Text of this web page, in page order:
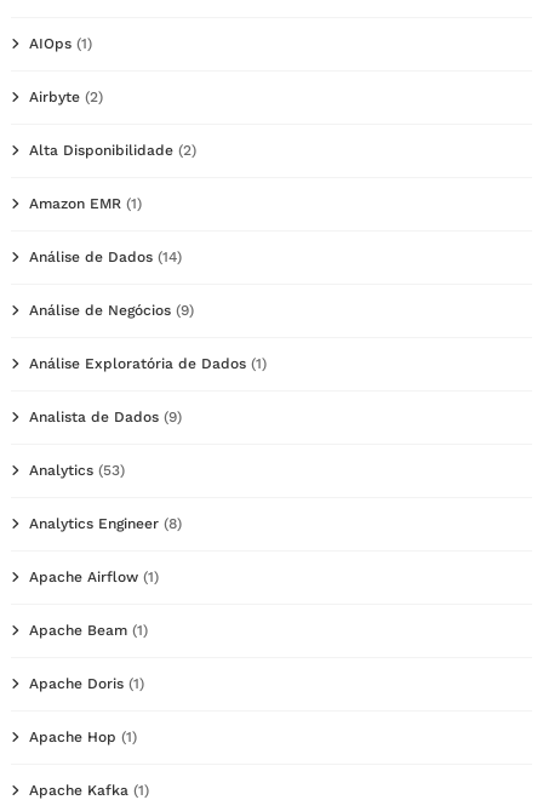
AIOps (1)
Airbyte (2)
Alta Disponibilidade (2)
Amazon EMR (1)
Análise de Dados (14)
Análise de Negócios (9)
Análise Exploratória de Dados (1)
Analista de Dados (9)
Analytics (53)
Analytics Engineer (8)
Apache Airflow (1)
Apache Beam (1)
Apache Doris (1)
Apache Hop (1)
Apache Kafka (1)